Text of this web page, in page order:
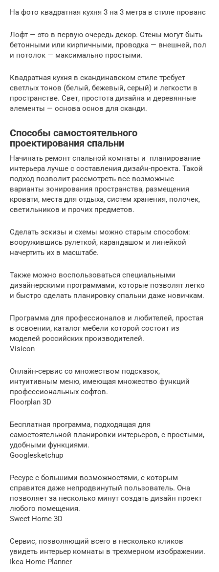
На фото квадратная кухня 3 на 3 метра в стиле прованс
Лофт — это в первую очередь декор. Стены могут быть
бетонными или кирпичными, проводка — внешней, пол
и потолок — максимально простыми.
Квадратная кухня в скандинавском стиле требует
светлых тонов (белый, бежевый, серый) и легкости в
пространстве. Свет, простота дизайна и деревянные
элементы — основа основ для сканди.
Способы самостоятельного
проектирования спальни
Начинать ремонт спальной комнаты и планирование
интерьера лучше с составления дизайн-проекта. Такой
подход позволит рассмотреть все возможные
варианты зонирования пространства, размещения
кровати, места для отдыха, систем хранения, полочек,
светильников и прочих предметов.
Сделать эскизы и схемы можно старым способом:
вооружившись рулеткой, карандашом и линейкой
начертить их в масштабе.
Также можно воспользоваться специальными
дизайнерскими программами, которые позволят легко
и быстро сделать планировку спальни даже новичкам.
Программа для профессионалов и любителей, простая
в освоении, каталог мебели которой состоит из
моделей российских производителей.
Visicon
Онлайн-сервис со множеством подсказок,
интуитивным меню, имеющая множество функций
профессиональных софтов.
Floorplan 3D
Бесплатная программа, подходящая для
самостоятельной планировки интерьеров, с простыми,
удобными функциями.
Googlesketchup
Ресурс с большими возможностями, с которым
справится даже непродвинутый пользователь. Она
позволяет за несколько минут создать дизайн проект
любого помещения.
Sweet Home 3D
Сервис, позволяющий всего в несколько кликов
увидеть интерьер комнаты в трехмерном изображении.
Ikea Home Planner